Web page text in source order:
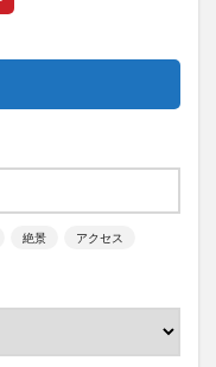
絶景 アクセス